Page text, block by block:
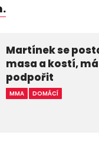
Martínek se
masa a kostí,
podpořit
MMA DOMÁCÍ